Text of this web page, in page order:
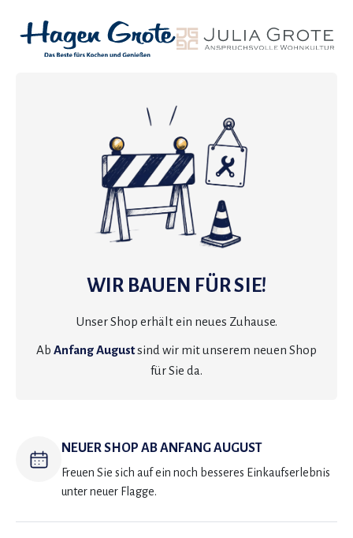
WIR BAUEN FÜR SIE!
Unser Shop erhält ein neues Zuhause.
Ab Anfang Augustsind wir mit unserem neuen Shop
für Sie da.
NEUER SHOP AB ANFANG AUGUST
Freuen Sie sich auf ein noch besseres Einkaufserlebnis
unter neuer Flagge.